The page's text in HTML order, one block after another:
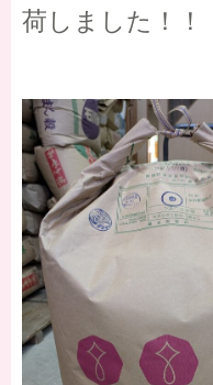
荷しました！！